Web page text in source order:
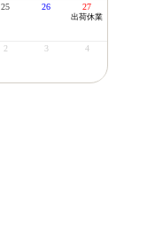
25 26 27
出荷休業
2 3 4